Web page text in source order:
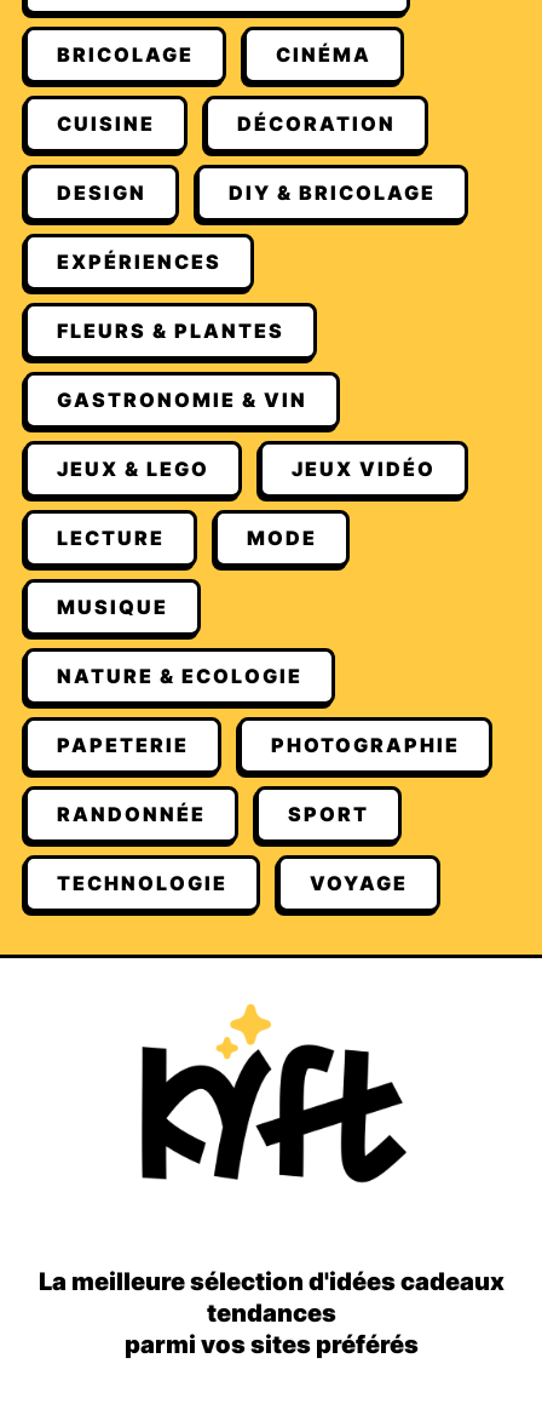
BRICOLAGE CINÉMA
CUISINE DÉCORATION
DESIGN DIY & BRICOLAGE
EXPÉRIENCES
FLEURS & PLANTES
GASTRONOMIE & VIN
JEUX & LEGO JEUX VIDÉO
LECTURE MODE
MUSIQUE
NATURE & ECOLOGIE
PAPETERIE PHOTOGRAPHIE
RANDONNÉE SPORT
TECHNOLOGIE VOYAGE
La meilleure sélection d'idées cadeaux
tendances
parmi vos sites préférés